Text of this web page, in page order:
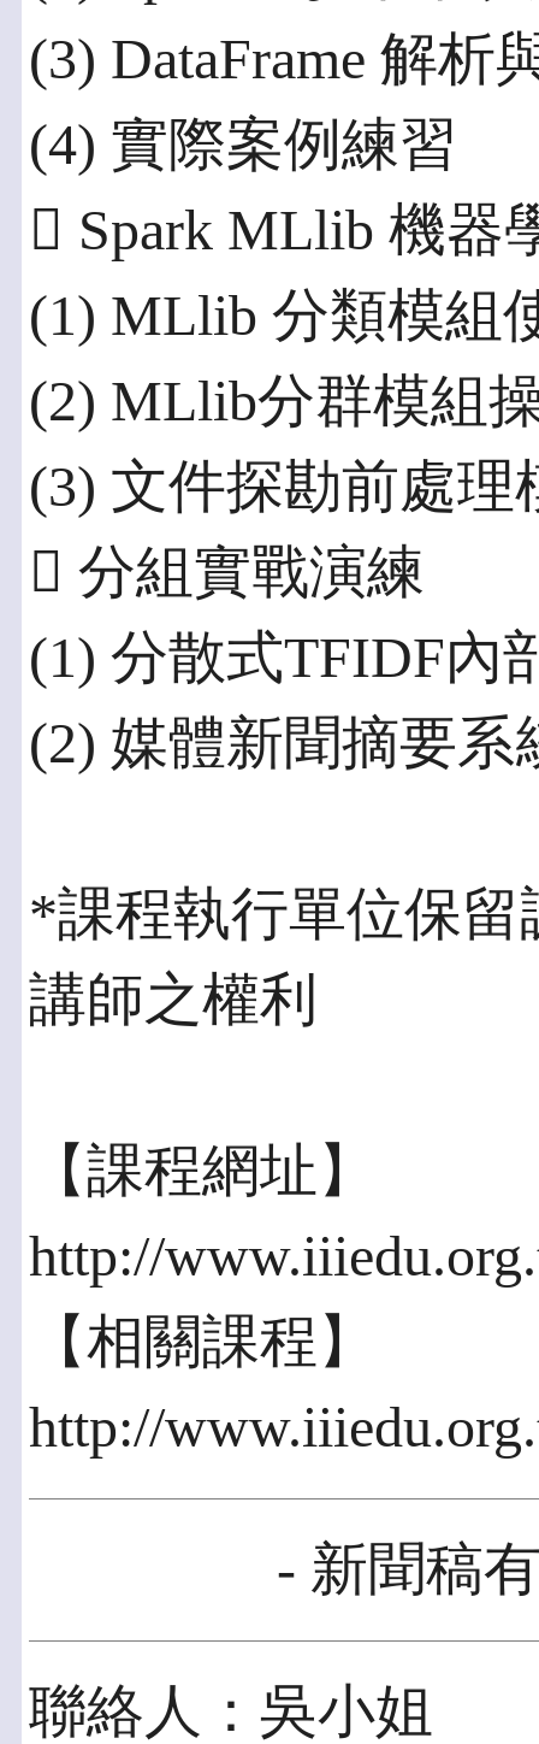
(3) DataFrame 解析
(4) 實際案例練習
 Spark MLlib 機器
(1) MLlib 分類模組
(2) MLlib分群模組
(3) 文件探勘前處理
 分組實戰演練
(1) 分散式TFIDF內
(2) 媒體新聞摘要系
*課程執行單位保
講師之權利
【課程網址】
http://
【相關課程】
http://
- 新聞稿
聯絡人：吳小姐